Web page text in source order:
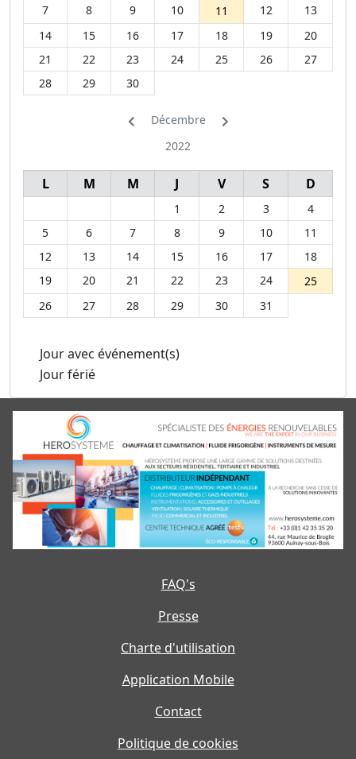
7
8 9 10 11 12
13
14
15 16 17 18 19
20
21
22 23 24 25 26
27
28
29 30
Décembre
2022
L M M J V S D
1 2 3
4
5
6 7 8 9 10
11
12
13 14 15 16 17
18
19
20 21 22 23 24
25
26
27 28 29 30 31
Jour avec événement(s)
Jour férié
FAQ's
Presse
Charte d'utilisation
Application Mobile
Contact
Politique de cookies